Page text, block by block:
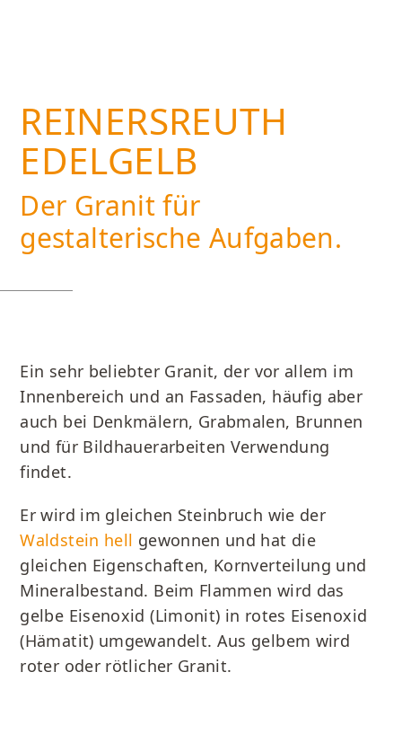
REINERSREUTH
EDELGELB
Der Granit für
gestalterische Aufgaben.
Ein sehr beliebter Granit, der vor allem im
Innenbereich und an Fassaden, häufig aber
auch bei Denkmälern, Grabmalen, Brunnen
und für Bildhauerarbeiten Verwendung
findet.
Er wird im gleichen Steinbruch wie der
Waldstein hell gewonnen und hat die
gleichen Eigenschaften, Kornverteilung und
Mineralbestand. Beim Flammen wird das
gelbe Eisenoxid (Limonit) in rotes Eisenoxid
(Hämatit) umgewandelt. Aus gelbem wird
roter oder rötlicher Granit.